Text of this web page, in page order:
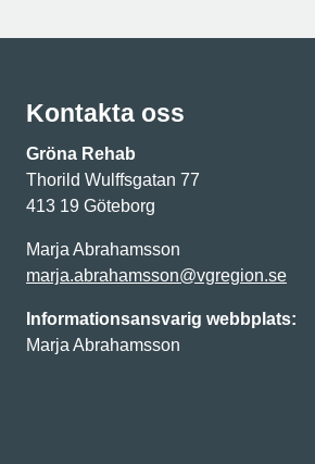
Kontakta oss
Gröna Rehab
Thorild Wulffsgatan 77
413 19 Göteborg
Marja Abrahamsson
marja.abrahamsson@vgregion.se
Informationsansvarig webbplats:
Marja Abrahamsson